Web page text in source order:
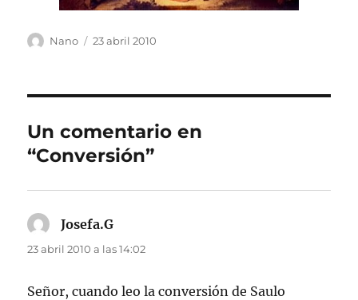
Autor
Nano
Publicado
23 abril 2010
Un comentario en
“Conversión”
Josefa.G
23 abril 2010 a las 14:02
Señor, cuando leo la conversión de Saulo